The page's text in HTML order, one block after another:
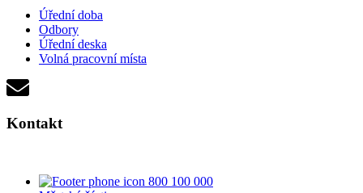
Úřední doba
Odbory
Úřední deska
Volná pracovní místa
Kontakt
800 100 000